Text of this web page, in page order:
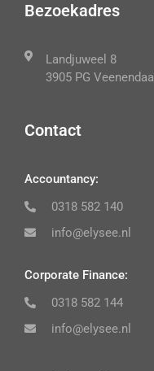
Bezoekadres
Landjuweel 8
3905 PG Veenendaal
Contact
Accountancy:
0318 582 140
info@elysee.nl
Corporate Finance:
0318 582 144
info@elysee.nl